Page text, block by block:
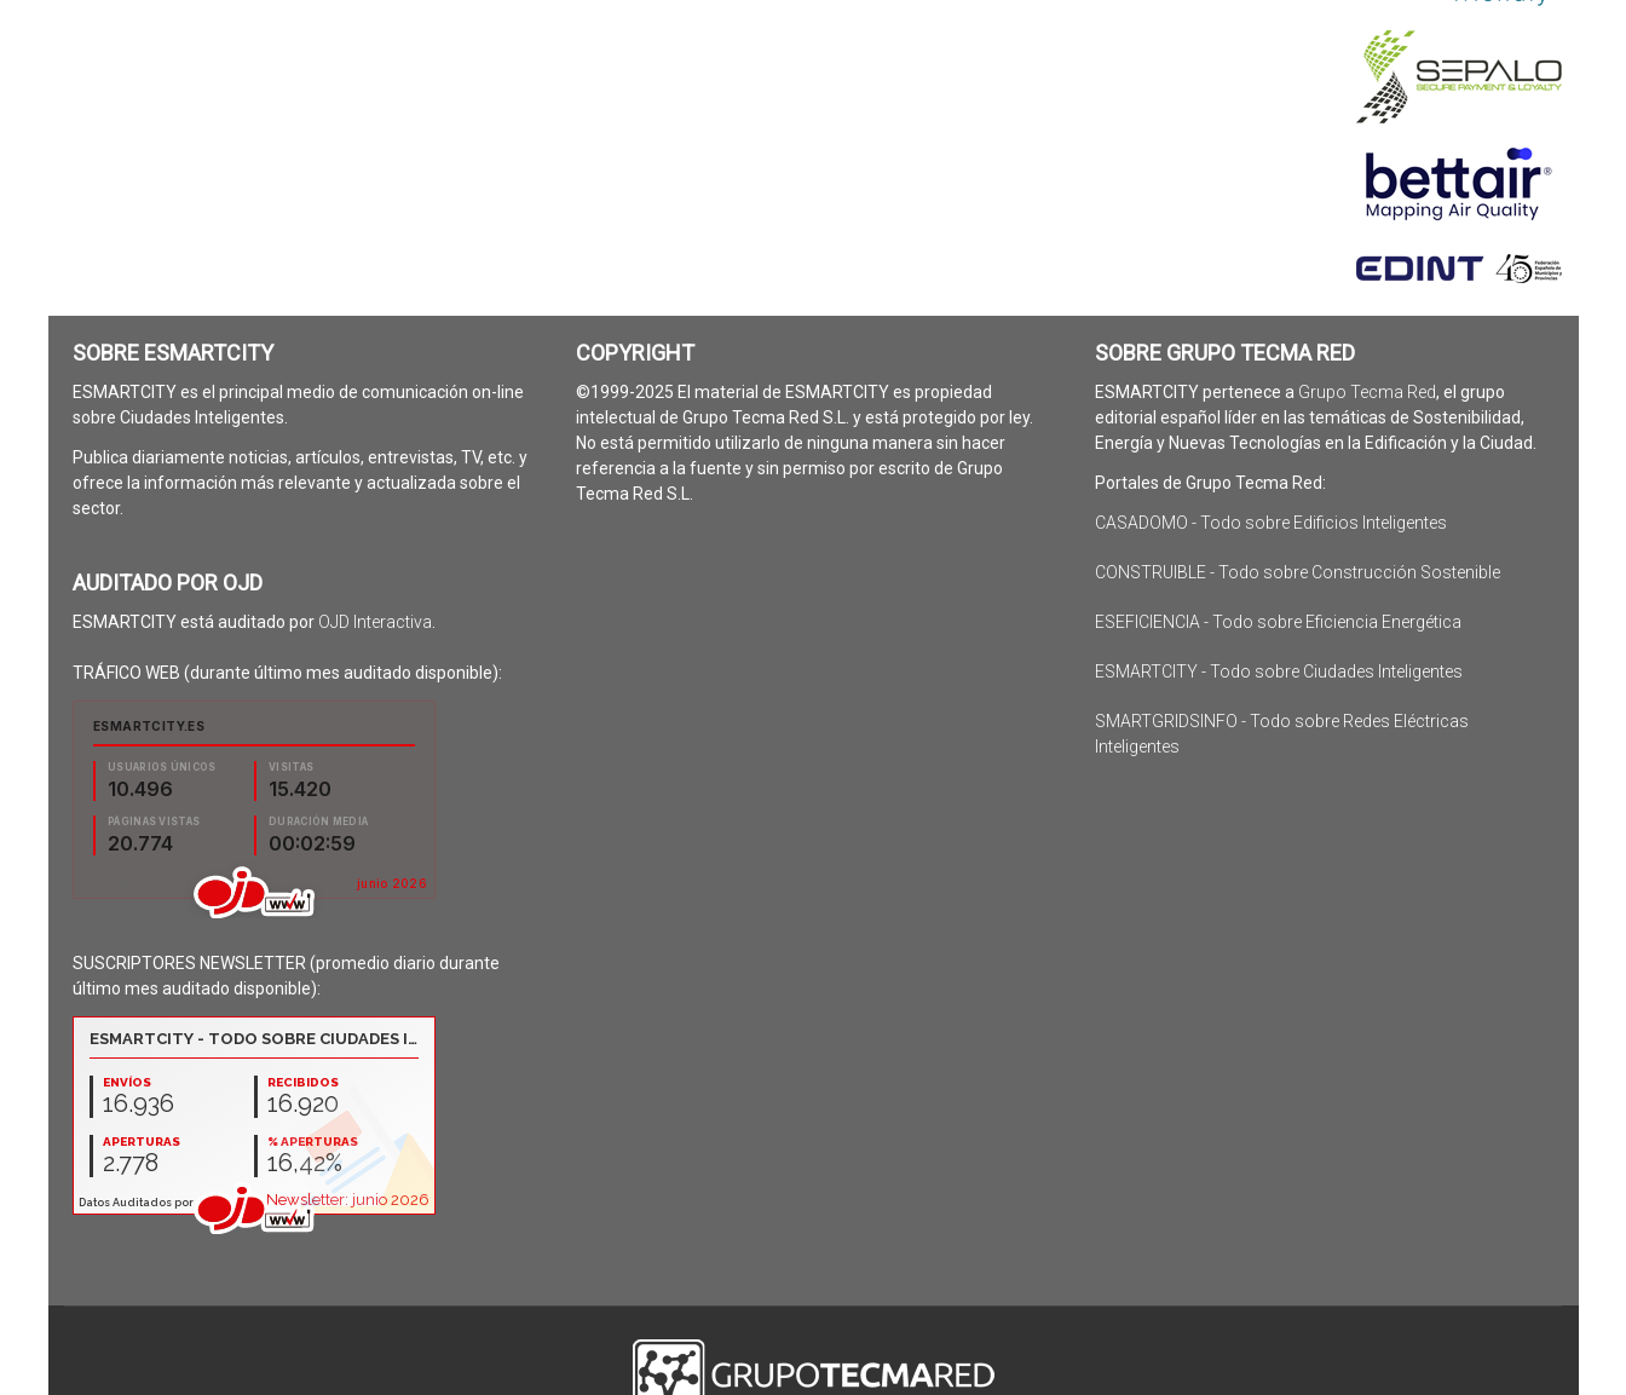
SOBRE ESMARTCITY
ESMARTCITY es el principal medio de comunicación on-line
sobre Ciudades Inteligentes.
Publica diariamente noticias, artículos, entrevistas, TV, etc. y
ofrece la información más relevante y actualizada sobre el
sector.
AUDITADO POR OJD
ESMARTCITY está auditado por OJD Interactiva
TRÁFICO WEB (durante último mes auditado disponible):
SUSCRIPTORES NEWSLETTER (promedio diario durante
último mes auditado disponible):
COPYRIGHT
©1999-2025 El material de ESMARTCITY es propiedad
intelectual de Grupo Tecma Red S.L. y está protegido por ley.
No está permitido utilizarlo de ninguna manera sin hacer
referencia a la fuente y sin permiso por escrito de Grupo
Tecma Red S.L.
SOBRE GRUPO TECMA RED
ESMARTCITY pertenece a Grupo Tecma Red, el grupo
editorial español líder en las temáticas de Sostenibilidad,
Energía y Nuevas Tecnologías en la Edificación y la Ciudad.
Portales de Grupo Tecma Red:
CASADOMO - Todo sobre Edificios Inteligentes
CONSTRUIBLE - Todo sobre Construcción Sostenible
ESEFICIENCIA - Todo sobre Eficiencia Energética
ESMARTCITY - Todo sobre Ciudades Inteligentes
SMARTGRIDSINFO - Todo sobre Redes Eléctricas
Inteligentes